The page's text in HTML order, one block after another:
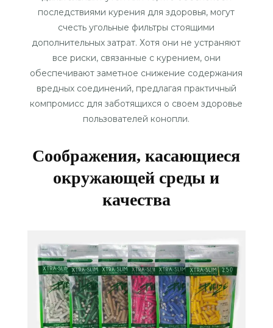
последствиями курения для здоровья, могут
счесть угольные фильтры стоящими
дополнительных затрат. Хотя они не устраняют
все риски, связанные с курением, они
обеспечивают заметное снижение содержания
вредных соединений, предлагая практичный
компромисс для заботящихся о своем здоровье
пользователей конопли.
Соображения, касающиеся
окружающей среды и
качества